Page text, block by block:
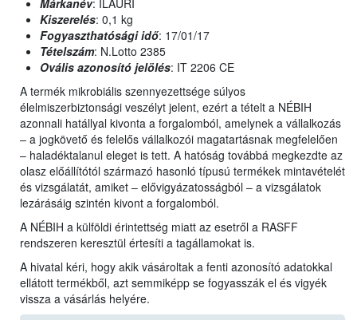
Márkanév: ÍLAURI
Kiszerelés: 0,1 kg
Fogyaszthatósági idő: 17/01/17
Tételszám: N.Lotto 2385
Ovális azonosító jelölés: IT 2206 CE
A termék mikrobiális szennyezettsége súlyos
élelmiszerbiztonsági veszélyt jelent, ezért a tételt a NÉBIH
azonnali hatállyal kivonta a forgalomból, amelynek a vállalkozás
– a jogkövető és felelős vállalkozói magatartásnak megfelelően
– haladéktalanul eleget is tett. A hatóság továbbá megkezdte az
olasz előállítótól származó hasonló típusú termékek mintavételét
és vizsgálatát, amiket – elővigyázatosságból – a vizsgálatok
lezárásáig szintén kivont a forgalomból.
A NÉBIH a külföldi érintettség miatt az esetről a RASFF
rendszeren keresztül értesíti a tagállamokat is.
A hivatal kéri, hogy akik vásároltak a fenti azonosító adatokkal
ellátott termékből, azt semmiképp se fogyasszák el és vigyék
vissza a vásárlás helyére.